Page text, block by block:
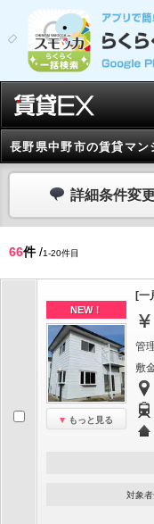
長野県中野市の賃貸マ
詳細条件変
66件/1-20件目
NEW！
もっと見る
[一
管
敷
対象